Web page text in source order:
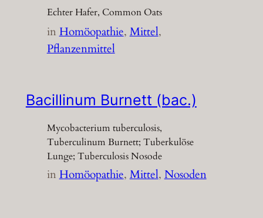
Echter Hafer, Common Oats
inHomöopathie, Mittel
Pflanzenmittel
Bacillinum Burnett (bac.)
Mycobacterium tuberculosis,
Tuberculinum Burnett; Tuberkulöse
Lunge; Tuberculosis Nosode
inHomöopathie, Mittel, Nosoden